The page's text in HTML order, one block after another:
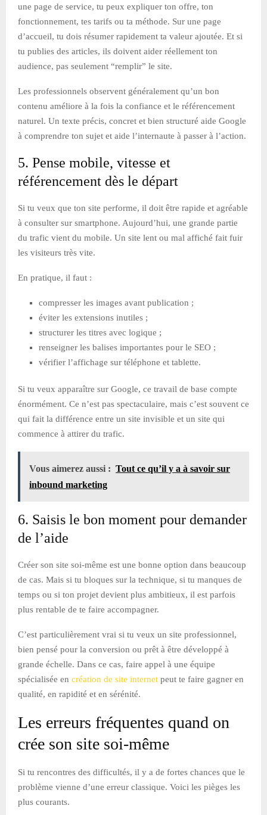
une page de service, tu peux expliquer ton offre, ton
fonctionnement, tes tarifs ou ta méthode. Sur une page
d’accueil, tu dois résumer rapidement ta valeur ajoutée. Et si
tu publies des articles, ils doivent aider réellement ton
audience, pas seulement “remplir” le site.
Les professionnels observent généralement qu’un bon
contenu améliore à la fois la confiance et le référencement
naturel. Un texte précis, concret et bien structuré aide Google
à comprendre ton sujet et aide l’internaute à passer à l’action.
5. Pense mobile, vitesse et
référencement dès le départ
Si tu veux que ton site performe, il doit être rapide et agréable
à consulter sur smartphone. Aujourd’hui, une grande partie
du trafic vient du mobile. Un site lent ou mal affiché fait fuir
les visiteurs très vite.
En pratique, il faut :
compresser les images avant publication ;
éviter les extensions inutiles ;
structurer les titres avec logique ;
renseigner les balises importantes pour le SEO ;
vérifier l’affichage sur téléphone et tablette.
Si tu veux apparaître sur Google, ce travail de base compte
énormément. Ce n’est pas spectaculaire, mais c’est souvent ce
qui fait la différence entre un site invisible et un site qui
commence à attirer du trafic.
Vous aimerez aussi : Tout ce qu’il y a à savoir sur
inbound marketing
6. Saisis le bon moment pour demander
de l’aide
Créer son site soi-même est une bonne option dans beaucoup
de cas. Mais si tu bloques sur la technique, si tu manques de
temps ou si ton projet devient plus ambitieux, il est parfois
plus rentable de te faire accompagner.
C’est particulièrement vrai si tu veux un site professionnel,
bien pensé pour la conversion ou prêt à être développé à
grande échelle. Dans ce cas, faire appel à une équipe
spécialisée en création de site internet peut te faire gagner en
qualité, en rapidité et en sérénité.
Les erreurs fréquentes quand on
crée son site soi-même
Si tu rencontres des difficultés, il y a de fortes chances que le
problème vienne d’une erreur classique. Voici les pièges les
plus courants.